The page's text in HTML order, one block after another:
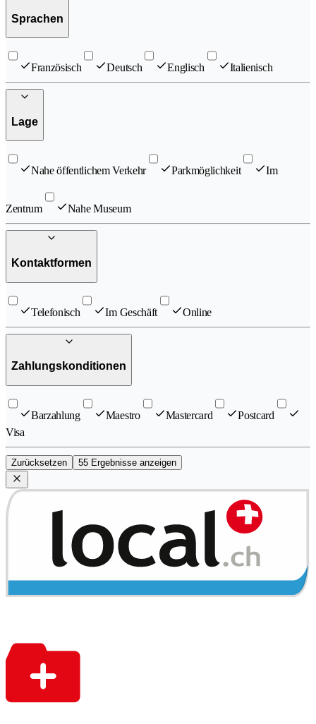
Sprachen
Französisch Deutsch Englisch Italienisch
Lage
Nahe öffentlichem Verkehr Parkmöglichkeit Im
Zentrum Nahe Museum
Kontaktformen
Telefonisch Im Geschäft Online
Zahlungskonditionen
Barzahlung Maestro Mastercard
Postcard
Visa
Zurücksetzen 55 Ergebnisse anzeigen